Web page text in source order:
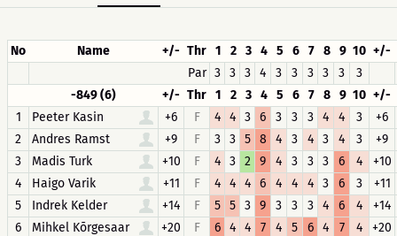
No Name +/- Thr 1 2 3 4 5 6 7 8 9 10 +/-
Par 3 3 3 4 3 3 3 3 3
3
-849 (6)
+/- Thr 1 2 3 4 5 6 7 8 9 10 +/-
1
Peeter Kasin +6 F 4 4 3 6 3 3 3 4 4 3
+6
2
Andres Ramst +9 F 3 3 5 8 4 3 4 3 4 3
+9
3
Madis Turk +10 F 4 3 2 9 4 3 3 3 6 4
+10
4
Haigo Varik +11 F 4 4 4 6 4 4 4 3 6 3
+11
5
Indrek Kelder +14 F 5 5 3 9 3 3 3 4 6 4
+14
6
Mihkel Kõrgesaar +20 F 6 4 4 7 4 5 6 4 7 4
+20